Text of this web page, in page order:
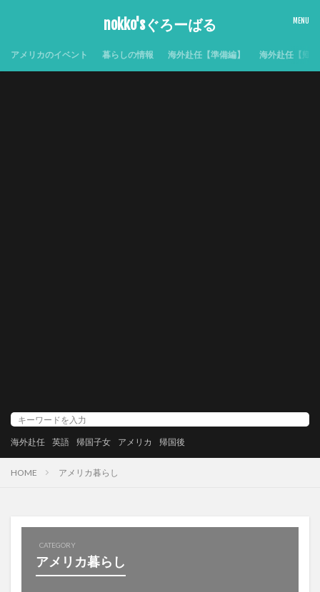
nokko'sぐろーばる
アメリカのイベント 暮らしの情報 海外赴任【準備編】 海外赴任【帰
海外赴任 英語 帰国子女 アメリカ 帰国後
HOME アメリカ暮らし
CATEGORY
アメリカ暮らし